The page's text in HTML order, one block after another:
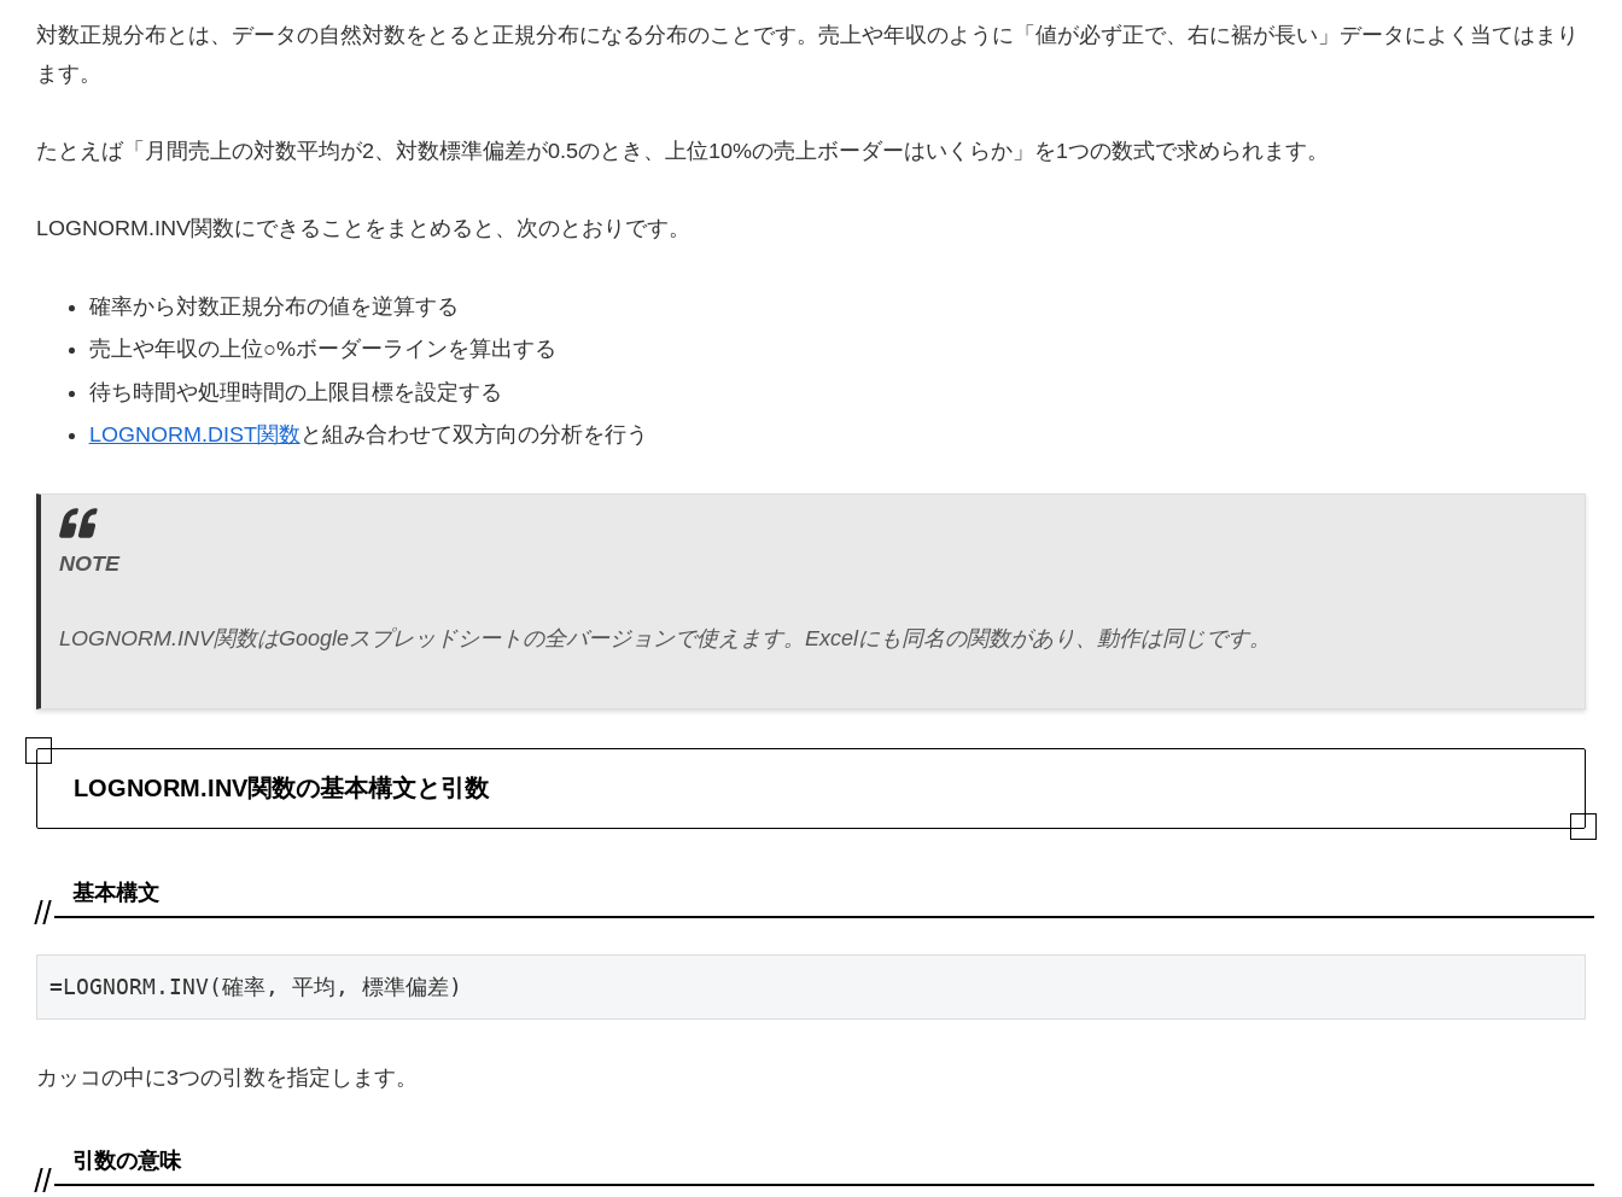
対数正規分布とは、データの自然対数をとると正規分布になる分布のことです。売上や年収のように「値が必ず正で、右に裾が長い」データによく当てはまり
ます。
たとえば「月間売上の対数平均が2、対数標準偏差が0.5のとき、上位10%の売上ボーダーはいくらか」を1つの数式で求められます。
LOGNORM.INV関数にできることをまとめると、次のとおりです。
確率から対数正規分布の値を逆算する
売上や年収の上位○%ボーダーラインを算出する
待ち時間や処理時間の上限目標を設定する
LOGNORM.DIST関数 と組み合わせて双方向の分析を行う
NOTE
LOGNORM.INV関数はGoogleスプレッドシートの全バージョンで使えます。Excelにも同名の関数があり、動作は同じです。
LOGNORM.INV関数の基本構文と引数
基本構文
=LOGNORM.INV(確率, 平均, 標準偏差)
カッコの中に3つの引数を指定します。
引数の意味